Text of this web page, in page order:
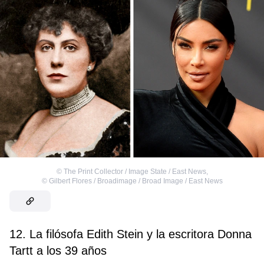
© The Print Collector / Image State / East News,
© Gilbert Flores / Broadimage / Broad Image / East News
12. La filósofa Edith Stein y la escritora Donna
Tartt a los 39 años